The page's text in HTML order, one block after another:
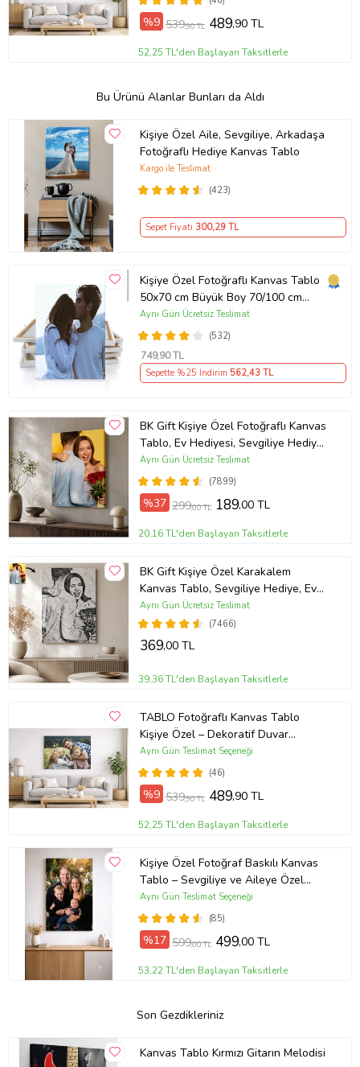
%9 539,90 TL 489,90 TL
52,25 TL'den Başlayan Taksitlerle
Bu Ürünü Alanlar Bunları da Aldı
Kişiye Özel Aile, Sevgiliye, Arkadaşa
Fotoğraflı Hediye Kanvas Tablo
(423)
Kargo ile Teslimat
Sepet Fiyatı 300,29 TL
Kişiye Özel Fotoğraflı Kanvas Tablo
50x70 cm Büyük Boy 70/100 cm
Duvar Tablosu – Sevgiliye & Aileye
Anlamlı Hediye , Babaya Hediye
(532)
Aynı Gün Ücretsiz Teslimat
749,90 TL
Sepette %25 İndirim 562,43 TL
BK Gift Kişiye Özel Fotoğraflı Kanvas
Tablo, Ev Hediyesi, Sevgiliye Hediye,
Arkadaşa Hediye
(7899)
Aynı Gün Ücretsiz Teslimat
%37 299,00 TL 189,00 TL
20,16 TL'den Başlayan Taksitlerle
BK Gift Kişiye Özel Karakalem
Kanvas Tablo, Sevgiliye Hediye, Ev
Hediyesi, Arkadaşa Hediye
(7466)
Aynı Gün Ücretsiz Teslimat
369,00 TL
39,36 TL'den Başlayan Taksitlerle
TABLO Fotoğraflı Kanvas Tablo
Kişiye Özel – Dekoratif Duvar
Tablosu (ÇokluRenk)
(46)
Aynı Gün Teslimat Seçeneği
%9 539,90 TL 489,90 TL
52,25 TL'den Başlayan Taksitlerle
Kişiye Özel Fotoğraf Baskılı Kanvas
Tablo – Sevgiliye ve Aileye Özel
Hediye (ÇokluRenk)
(85)
Aynı Gün Teslimat Seçeneği
%17 599,00 TL 499,00 TL
53,22 TL'den Başlayan Taksitlerle
Son Gezdikleriniz
Kanvas Tablo Kırmızı Gitarın Melodisi